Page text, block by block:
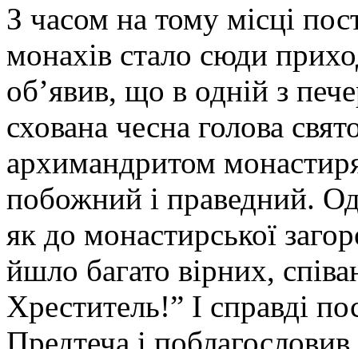
З часом на тому місці
монахів стало сюди
об’явив, що в одній з
схована чесна голова
архимандритом
побожний і праведний.
як до монастирської
йшло багато вірниx,
Хреститель!” І справді
Предтеча і